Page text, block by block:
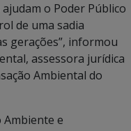
o Poder Público
de uma sadia
gerações”, informou
assessora jurídica
Ambiental do
Ambiente e